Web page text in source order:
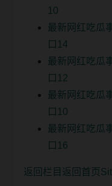
10
最新网红吃瓜
口14
最新网红吃瓜
口12
最新网红吃瓜
口10
最新网红吃瓜
口16
返回栏目 返回首页